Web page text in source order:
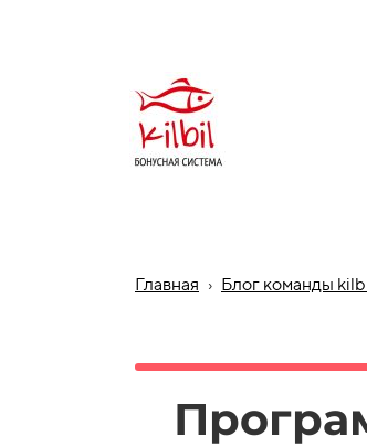
Главная › Блог команды